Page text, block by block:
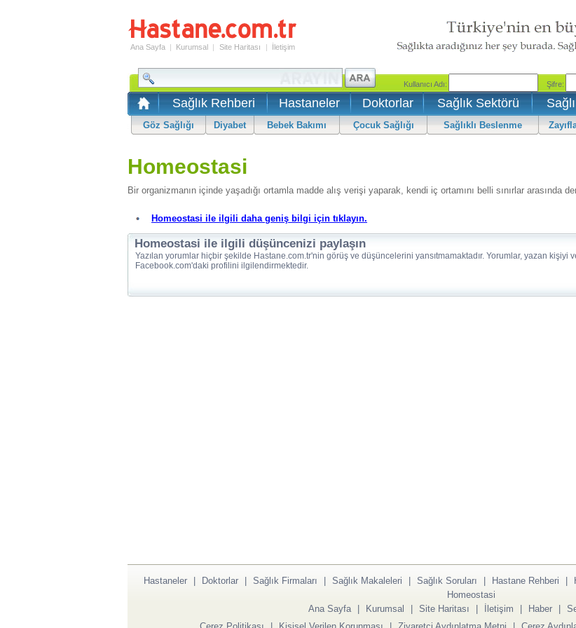
Ana Sayfa | Kurumsal | Site Haritası | İletişim
Sağlık Rehberi Hastaneler Doktorlar Sağlık Sektörü
Göz Sağlığı Diyabet Bebek Bakımı Çocuk Sağlığı Sağlıklı Beslenme
Homeostasi
Bir organizmanın içinde yaşadığı ortamla madde alış verişi yaparak, kendi iç ortamını belli sınırlar arasında
Homeostasi ile ilgili daha geniş bilgi için tıklayın.
Homeostasi ile ilgili düşüncenizi paylaşın
Yazılan yorumlar hiçbir şekilde Hastane.com.tr'nin görüş ve düşüncelerini yansıtmamaktadır. Yorumlar, yazan kişiyi
Facebook.com'daki profilini ilgilendirmektedir.
Hastaneler | Doktorlar | Sağlık Firmaları | Sağlık Makaleleri | Sağlık Soruları | Hastane Rehberi |
Homeostasi
Ana Sayfa
| Kurumsal | Site Haritası | İletişim | Haber |